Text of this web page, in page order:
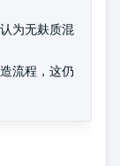
为无麸质混
流程，这仍